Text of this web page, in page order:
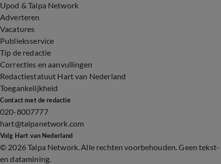
Upod & Talpa Network
Adverteren
Vacatures
Publieksservice
Tip de redactie
Correcties en aanvullingen
Redactiestatuut Hart van Nederland
Toegankelijkheid
Contact met de redactie
020-8007777
hart@talpanetwork.com
Volg Hart van Nederland
© 2026 Talpa Network. Alle rechten voorbehouden. Geen tekst-
en datamining.